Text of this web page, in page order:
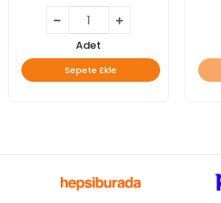
Adet
Sepete Ekle